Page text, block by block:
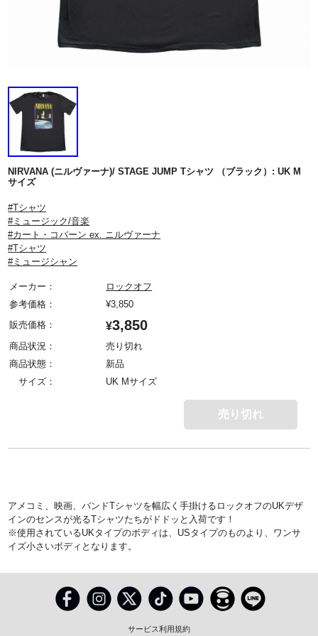
NIRVANA (ニルヴァーナ)/ STAGE JUMP Tシャツ （ブラック）: UK M
サイズ
#Tシャツ
#ミュージック/音楽
#カート・コバーン ex. ニルヴァーナ
#Tシャツ
#ミュージシャン
メーカー：
ロックオフ
参考価格：
¥3,850
販売価格：
¥3,850
商品状況：
売り切れ
商品状態：
新品
サイズ：
UK Mサイズ
売り切れ
アメコミ、映画、バンドTシャツを幅広く手掛けるロックオフのUKデザ
インのセンスが光るTシャツたちがドドッと入荷です！
※使用されているUKタイプのボディは、USタイプのものより、ワンサ
イズ小さいボディとなります。
サービス利用規約